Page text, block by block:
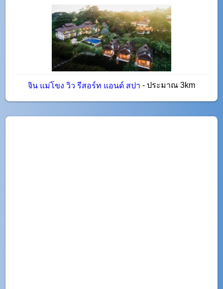
จิน แม่โขง วิว รีสอร์ท แอนด์ สปา - ประมาณ 3km